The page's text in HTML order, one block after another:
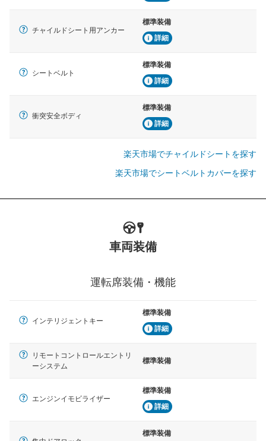
チャイルドシート用アンカー
標準装備
詳細
シートベルト
標準装備
詳細
衝突安全ボディ
標準装備
詳細
楽天市場でチャイルドシートを探す
楽天市場でシートベルトカバーを探す
車両装備
運転席装備・機能
インテリジェントキー
標準装備
詳細
リモートコントロールエントリ
ーシステム
標準装備
エンジンイモビライザー
標準装備
詳細
標準装備